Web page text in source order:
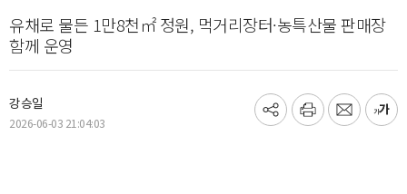
유채로 물든 1만8천㎡ 정원, 먹거리장터·농특산물 판매장
함께 운영
강승일
2026-06-03 21:04:03
기
프
메
글